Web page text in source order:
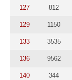
127 812
129 1150
133 3535
136 9562
140 344